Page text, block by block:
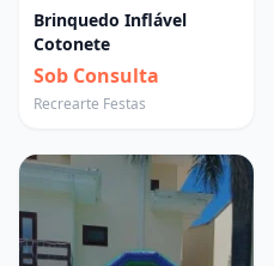
Brinquedo Inflável
Cotonete
Sob Consulta
Recrearte Festas